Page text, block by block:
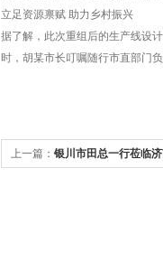
立足资源禀赋 助力乡村振兴
据了解，此次重组后的生产线设
时，胡某市长叮嘱随行市直部门
上一篇： 银川市田总一行莅临